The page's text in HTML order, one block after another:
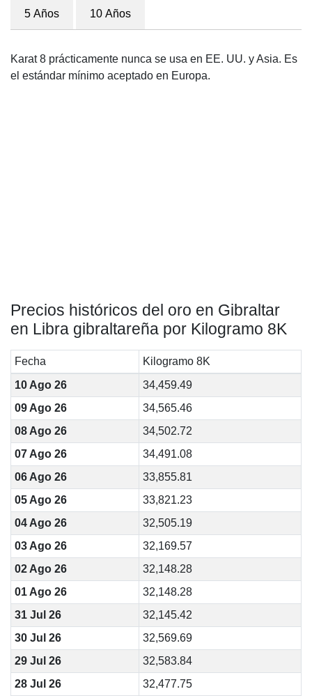
5 Años 10 Años
Karat 8 prácticamente nunca se usa en EE. UU. y Asia. Es
el estándar mínimo aceptado en Europa.
Precios históricos del oro en Gibraltar
en Libra gibraltareña por Kilogramo 8K
Fecha
Kilogramo 8K
10 Ago 26
34,459.49
09 Ago 26
34,565.46
08 Ago 26
34,502.72
07 Ago 26
34,491.08
06 Ago 26
33,855.81
05 Ago 26
33,821.23
04 Ago 26
32,505.19
03 Ago 26
32,169.57
02 Ago 26
32,148.28
01 Ago 26
32,148.28
31 Jul 26
32,145.42
30 Jul 26
32,569.69
29 Jul 26
32,583.84
28 Jul 26
32,477.75